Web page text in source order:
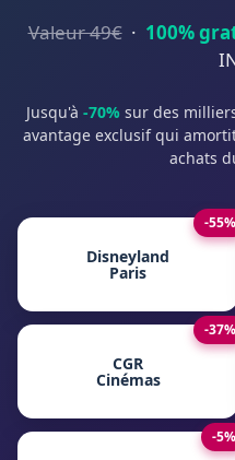
Valeur 49€· 100%
Jusqu'à -70% sur des
avantage exclusif qui
achats
-55%
Disneyland
Paris
-37%
CGR
Cinémas
-5%